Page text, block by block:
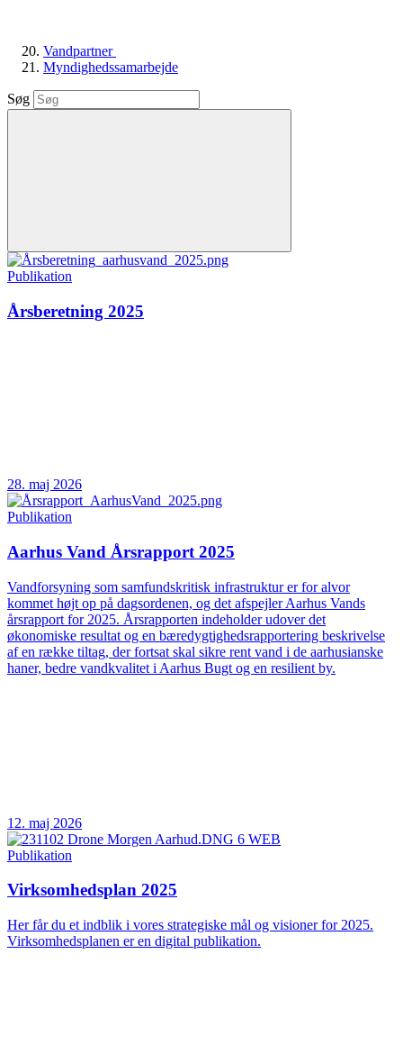
Vandpartner
Myndighedssamarbejde
Søg
Publikation
Årsberetning 2025
28. maj 2026
Publikation
Aarhus Vand Årsrapport 2025
Vandforsyning som samfundskritisk infrastruktur er for alvor
kommet højt op på dagsordenen, og det afspejler Aarhus Vands
årsrapport for 2025. Årsrapporten indeholder udover det
økonomiske resultat og en bæredygtighedsrapportering beskrivelse
af en række tiltag, der fortsat skal sikre rent vand i de aarhusianske
haner, bedre vandkvalitet i Aarhus Bugt og en resilient by.
12. maj 2026
Publikation
Virksomhedsplan 2025
Her får du et indblik i vores strategiske mål og visioner for 2025.
Virksomhedsplanen er en digital publikation.